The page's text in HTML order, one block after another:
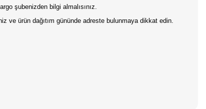
şubenizden bilgi almalısınız.
ve ürün dağıtım gününde adreste bulunmaya dikkat edin.